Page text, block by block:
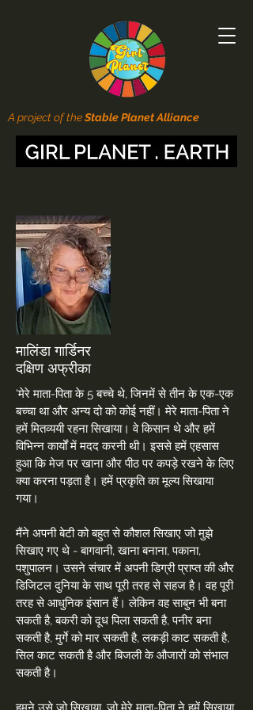
A project of theStable Planet Alliance
मालिंडा गार्डिनर
दक्षिण अफ्रीका
'मेरे माता-पिता के 5 बच्चे थे, जिनमें से तीन के एक-एक
बच्चा था और अन्य दो को कोई नहीं। मेरे माता-पिता ने
हमें मितव्ययी रहना सिखाया। वे किसान थे और हमें
विभिन्न कार्यों में मदद करनी थी। इससे हमें एहसास
हुआ कि मेज पर खाना और पीठ पर कपड़े रखने के लिए
क्या करना पड़ता है। हमें प्रकृति का मूल्य सिखाया
गया।
मैंने अपनी बेटी को बहुत से कौशल सिखाए जो मुझे
सिखाए गए थे - बागवानी, खाना बनाना, पकाना,
पशुपालन। उसने संचार में अपनी डिग्री प्राप्त की और
डिजिटल दुनिया के साथ पूरी तरह से सहज है। वह पूरी
तरह से आधुनिक इंसान हैं। लेकिन वह साबुन भी बना
सकती है, बकरी को दूध पिला सकती है, पनीर बना
सकती है, मुर्गे को मार सकती है, लकड़ी काट सकती है,
सिल काट सकती है और बिजली के औजारों को संभाल
सकती है।